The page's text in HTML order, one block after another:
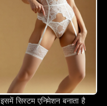
सिस्टम एनिमेशन बनाता है